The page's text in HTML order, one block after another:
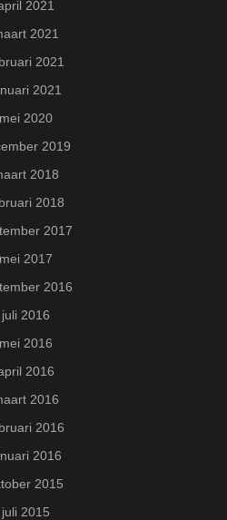
2021
2021
2021
2021
mei 2020
2019
2018
2018
2017
mei 2017
2016
juli 2016
mei 2016
2016
2016
2016
2016
2015
juli 2015